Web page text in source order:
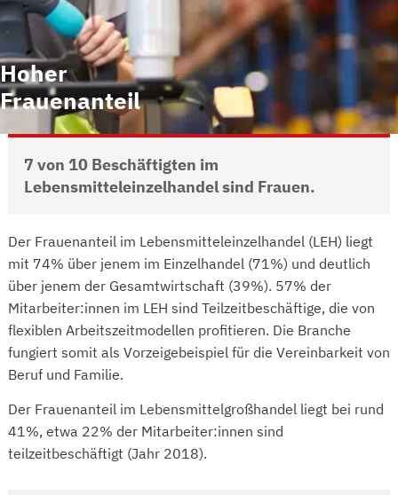
Hoher
Frauenanteil
7 von 10 Beschäftigten im
Lebensmitteleinzelhandel sind Frauen.
Der Frauenanteil im Lebensmitteleinzelhandel (LEH) liegt
mit 74% über jenem im Einzelhandel (71%) und deutlich
über jenem der Gesamtwirtschaft (39%). 57% der
Mitarbeiter:innen im LEH sind Teilzeitbeschäftige, die von
flexiblen Arbeitszeitmodellen profitieren. Die Branche
fungiert somit als Vorzeigebeispiel für die Vereinbarkeit von
Beruf und Familie.
Der Frauenanteil im Lebensmittelgroßhandel liegt bei rund
41%, etwa 22% der Mitarbeiter:innen sind
teilzeitbeschäftigt (Jahr 2018).